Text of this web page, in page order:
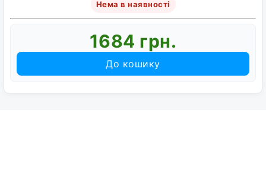
Нема в наявності
1684 грн.
До кошику